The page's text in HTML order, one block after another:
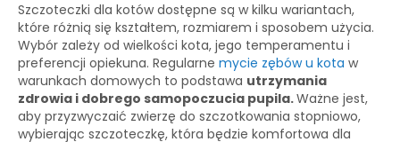
Szczoteczki dla kotów dostępne są w kilku wariantach,
które różnią się kształtem, rozmiarem i sposobem użycia.
Wybór zależy od wielkości kota, jego temperamentu i
preferencji opiekuna. Regularne mycie zębów u kota w
warunkach domowych to podstawa utrzymania
zdrowia i dobrego samopoczucia pupila.Ważne jest,
aby przyzwyczaić zwierzę do szczotkowania stopniowo,
wybierając szczoteczkę, która będzie komfortowa dla